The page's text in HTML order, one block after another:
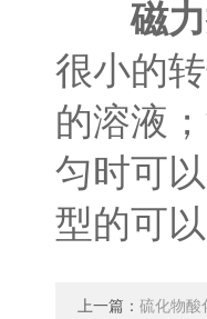
磁
很小的
的溶液
匀时可
型的可
上一篇： 硫化物酸